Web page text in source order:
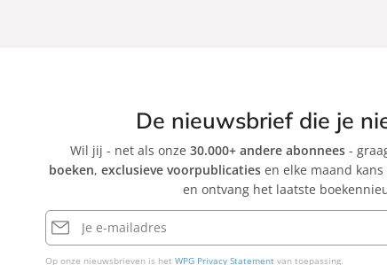
De nieuwsbrief die je
Wil jij - net als onze30.000+ andere abonnees -
boeken,exclusieve voorpublicaties en elke maand kans
en ontvang het laatste
E-
mailadres
Op onze nieuwsbrieven is het WPG Privacy Statementvan toepassing.